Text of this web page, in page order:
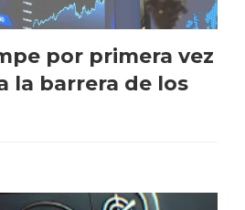
por primera vez
la barrera de los